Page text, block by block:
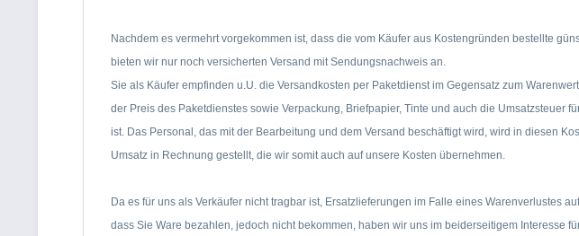
Nachdem es vermehrt vorgekommen ist, dass die vom Käufer aus Kostengründen bestellte
bieten wir nur noch versicherten Versand mit Sendungsnachweis an.
Sie als Käufer empfinden u.U. die Versandkosten per Paketdienst im Gegensatz zum
der Preis des Paketdienstes sowie Verpackung, Briefpapier, Tinte und auch die Umsatzsteuer
ist. Das Personal, das mit der Bearbeitung und dem Versand beschäftigt wird, wird in diesen
Umsatz in Rechnung gestellt, die wir somit auch auf unsere Kosten übernehmen.
Da es für uns als Verkäufer nicht tragbar ist, Ersatzlieferungen im Falle eines Warenverlustes
dass Sie Ware bezahlen, jedoch nicht bekommen, haben wir uns im beiderseitigem Interesse